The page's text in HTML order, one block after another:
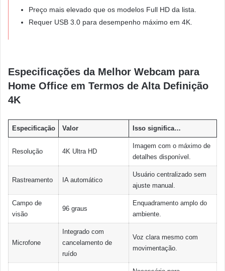
Preço mais elevado que os modelos Full HD da lista.
Requer USB 3.0 para desempenho máximo em 4K.
Especificações da Melhor Webcam para
Home Office em Termos de Alta Definição
4K
Especificação Valor Isso significa…
Resolução 4K Ultra HD
Imagem com o máximo de
detalhes disponível.
Rastreamento IA automático
Usuário centralizado sem
ajuste manual.
Campo de
visão
96 graus
Enquadramento amplo do
ambiente.
Microfone
Integrado com
cancelamento de
ruído
Voz clara mesmo com
movimentação.